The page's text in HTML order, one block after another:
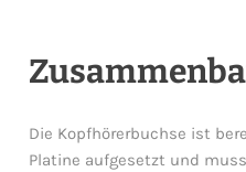
Die Kopfhörerbuchse ist
Platine aufgesetzt und